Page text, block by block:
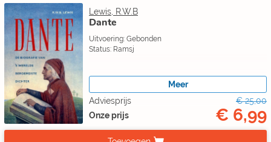
Lewis, R.W.B
Dante
Uitvoering: Gebonden
Status: Ramsj
Meer
Adviesprijs
€ 25,00
Onze prijs
€ 6,99